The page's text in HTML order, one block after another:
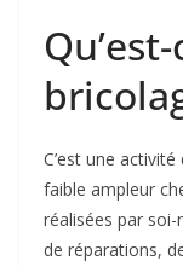
C’est une
faible ampleur
réalisées par soi-
de réparations,